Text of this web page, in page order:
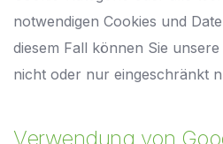
notwendigen Cookies und
diesem Fall können Sie
nicht oder nur eingeschränkt
Verwendung von